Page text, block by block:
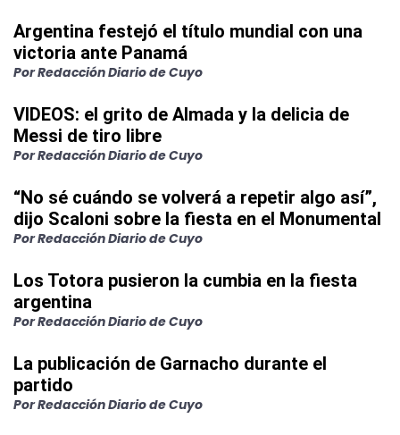
Argentina festejó el título mundial con una
victoria ante Panamá
Por Redacción Diario de Cuyo
VIDEOS: el grito de Almada y la delicia de
Messi de tiro libre
Por Redacción Diario de Cuyo
“No sé cuándo se volverá a repetir algo así”,
dijo Scaloni sobre la fiesta en el Monumental
Por Redacción Diario de Cuyo
Los Totora pusieron la cumbia en la fiesta
argentina
Por Redacción Diario de Cuyo
La publicación de Garnacho durante el
partido
Por Redacción Diario de Cuyo